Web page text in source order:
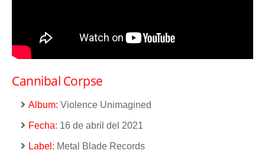
Cannibal Corpse
Album: Violence Unimagined
Fecha: 16 de abril del 2021
Label : Metal Blade Records